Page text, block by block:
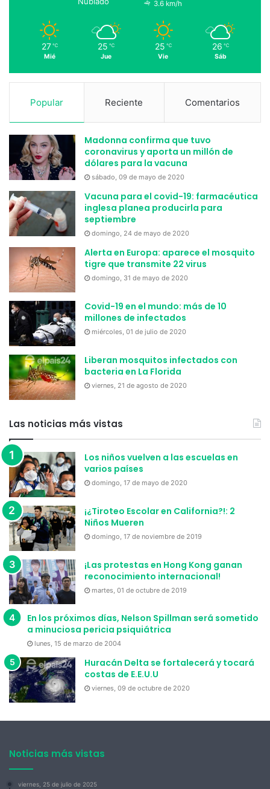
3.6 km/h
27 ℃
Mié
25 ℃
Jue
25 ℃
Vie
26 ℃
Sáb
Popular Reciente Comentarios
Madonna confirma que tuvo
coronavirus y aporta un millón de
dólares para la vacuna
sábado, 09 de mayo de 2020
Vacuna para el covid-19: farmacéutica
inglesa planea producirla para
septiembre
domingo, 24 de mayo de 2020
Alerta en Europa: aparece el mosquito
tigre que transmite 22 virus
domingo, 31 de mayo de 2020
Covid-19 en el mundo: más de 10
millones de infectados
miércoles, 01 de julio de 2020
Liberan mosquitos infectados con
bacteria en La Florida
viernes, 21 de agosto de 2020
Las noticias más vistas
Los niños vuelven a las escuelas en
varios países
domingo, 17 de mayo de 2020
¡¿Tiroteo Escolar en California?!: 2
Niños Mueren
domingo, 17 de noviembre de 2019
¡Las protestas en Hong Kong ganan
reconocimiento internacional!
martes, 01 de octubre de 2019
En los próximos días, Nelson Spillman será sometido
a minuciosa pericia psiquiátrica
lunes, 15 de marzo de 2004
Huracán Delta se fortalecerá y tocará
costas de E.E.U.U
viernes, 09 de octubre de 2020
Noticias más vistas
viernes, 25 de julio de 2025